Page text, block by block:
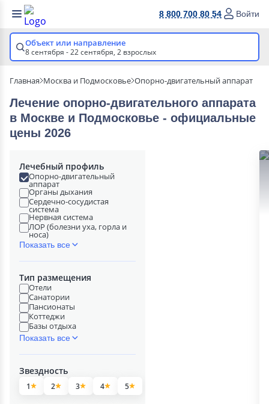
8 800 700 80 54 Войти
Объект или направление
8 сентября - 22 сентября, 2 взрослых
Главная Москва и Подмосковье Опорно-двигательный аппарат
Лечение опорно-двигательного аппарата
в Москве и Подмосковье - официальные
цены 2026
Лечебный профиль
Опорно-двигательный
аппарат
Органы дыхания
Сердечно-сосудистая
система
Нервная система
ЛОР (болезни уха, горла и
носа)
Показать все
Тип размещения
Отели
Санатории
Пансионаты
Коттеджи
Базы отдыха
Показать все
Звездность
1 2 3 4 5